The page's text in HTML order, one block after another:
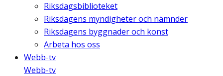
Riksdagsbiblioteket
Riksdagens myndigheter och nämnder
Riksdagens byggnader och konst
Arbeta hos oss
Webb-tv
Webb-tv